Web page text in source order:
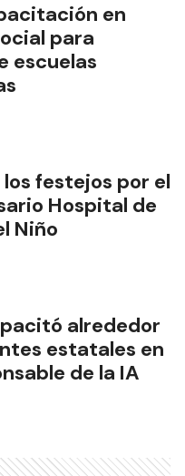
en
para
escuelas
festejos por el
Hospital de
Niño
alrededor
estatales en
de la IA